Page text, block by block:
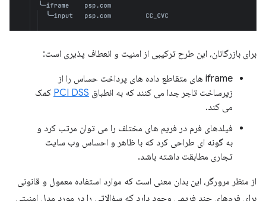
برای بازرگانان، این طرح ترکیبی از امنیت و انعطاف پذیری است:
iframe های متقاطع داده های پرداخت حساس را از
زیرساخت تاجر جدا می کنند که به انطباق PCI DSS کمک
می کند.
فیلدهای فرم در فریم های مختلف را می توان مرتب کرد و
به گونه ای طراحی کرد که با ظاهر و احساس وب سایت
تجاری مطابقت داشته باشد.
از منظر مرورگر، این بدان معنی است که موارد استفاده معمول و قانونی
برای فرم‌های چند فریمی وجود دارد که سؤالاتی را در مورد مدل امنیتی